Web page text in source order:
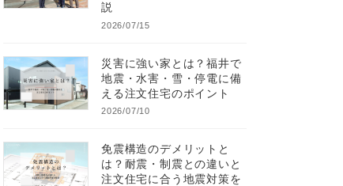
説
2026/07/15
災害に強い家とは？福井で
地震・水害・雪・停電に備
える注文住宅のポイント
2026/07/10
免震構造のデメリットと
は？耐震・制震との違いと
注文住宅に合う地震対策を